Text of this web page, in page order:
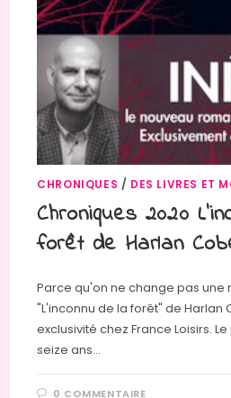
CHRONIQUES / DES LIVRES ET
Chroniques 2020
forêt de Harlan
Parce qu'on ne change pas une
"L'inconnu de la forêt" de Harlan
exclusivité chez France Loisirs.
seize ans…
0 COMMENTAIRE